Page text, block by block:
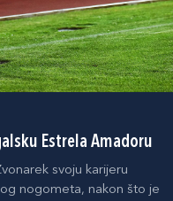
Estrela Amadoru
svoju karijeru
nogometa, nakon što je